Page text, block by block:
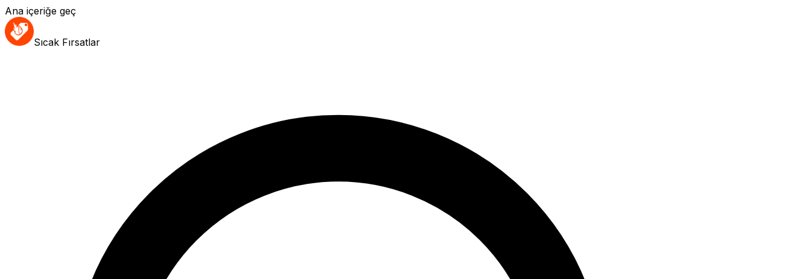
Ana içeriğe geç
Sıcak Fırsatlar